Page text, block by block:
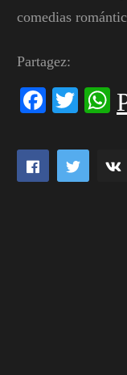
comedias
Partagez: